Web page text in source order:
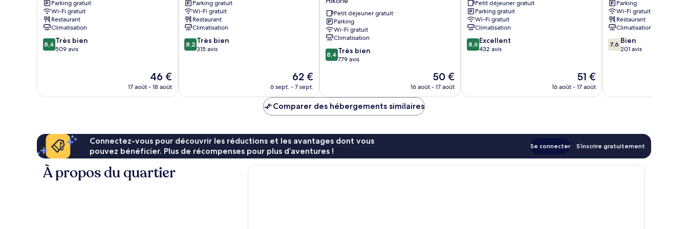
Hikone
Parking gratuit
Wi-Fi gratuit
Restaurant
Climatisation
8.4
sur
8,4 Très bien
509 avis
Le
nouveau
46 €
17 août - 18 août
Hikone
Hikone
Parking gratuit
Wi-Fi gratuit
Restaurant
Climatisation
8.2
sur
8,2 Très bien
315 avis
Le
nouveau
de
62 €
6 sept. - 7 sept.
Station
Higashi
Hikone
Petit déjeuner gratuit
Parking
Wi-Fi gratuit
Climatisation
8.4
sur
779 avis
8,4 Très bien
779 avis
Le
nouveau
50 €
16 août - 17 août
Hikone
Petit déjeuner gratuit
Parking gratuit
Wi-Fi gratuit
Climatisation
8.6
sur
8,6 Excellent
432 avis
Le
nouveau
51 €
16 août - 17 août
Minami
Hikone
Parking
Wi-Fi gratuit
Restaurant
Climatisation
7.6
sur
7,6 Bien
201 avis
Comparer des hébergements similaires
Connectez-vous pour découvrir les réductions et les avantages dont vous
pouvez bénéficier. Plus de récompenses pour plus d’aventures !
Se connecter S’inscrire gratuitement
À propos du quartier